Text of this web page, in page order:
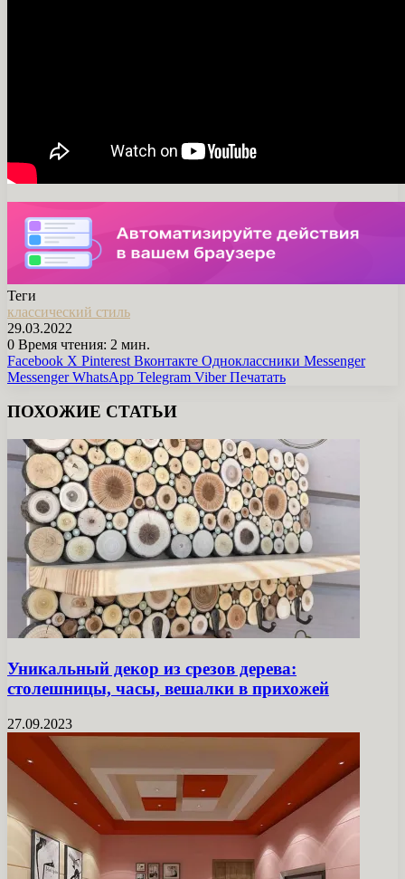
Теги
классический стиль
29.03.2022
0 Время чтения: 2 мин.
Facebook X Pinterest Вконтакте Одноклассники Messenger
Messenger WhatsApp Telegram Viber Печатать
ПОХОЖИЕ СТАТЬИ
Уникальный декор из срезов дерева:
столешницы, часы, вешалки в прихожей
27.09.2023